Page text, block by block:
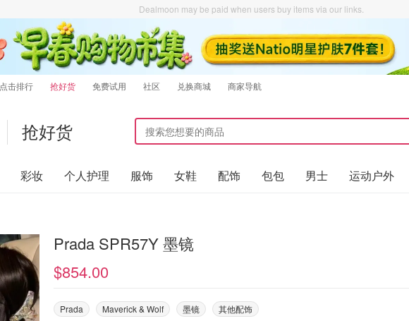
Dealmoon may be paid when users buy items via our links.
点击排行 抢好货 免费试用 社区 兑换商城 商家导航
抢好货
彩妆 个人护理 服饰 女鞋 配饰 包包 男士 运动户外
Prada SPR57Y 墨镜
$854.00
Prada Maverick & Wolf 墨镜 其他配饰